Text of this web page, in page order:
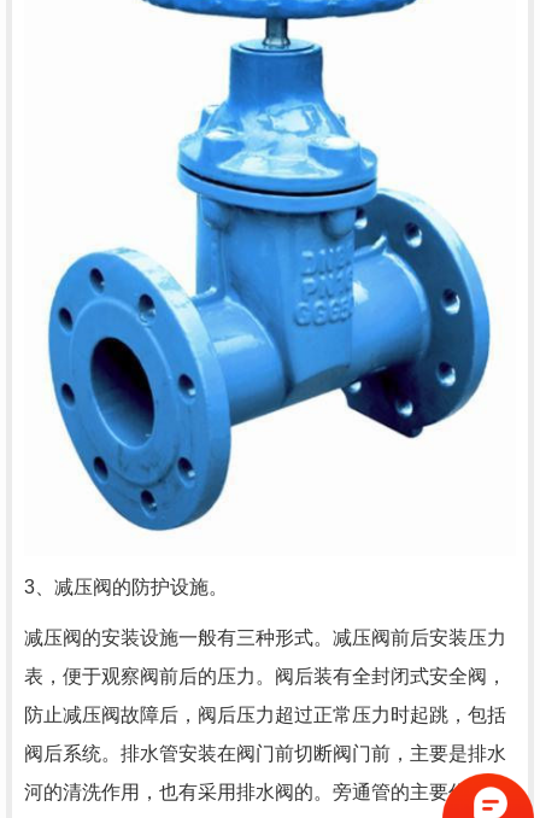
3、减压阀的防护设施。
减压阀的安装设施一般有三种形式。减压阀前后安装压力
表，便于观察阀前后的压力。阀后装有全封闭式安全阀，
防止减压阀故障后，阀后压力超过正常压力时起跳，包括
阀后系统。排水管安装在阀门前切断阀门前，主要是排水
河的清洗作用，也有采用排水阀的。旁通管的主要作用是